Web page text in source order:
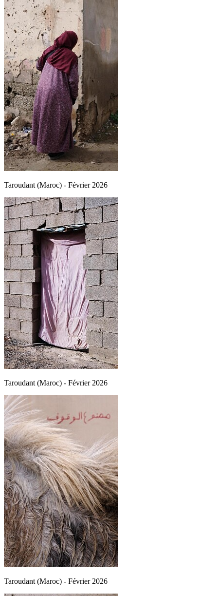
Taroudant (Maroc) - Février 2026
Taroudant (Maroc) - Février 2026
Taroudant (Maroc) - Février 2026